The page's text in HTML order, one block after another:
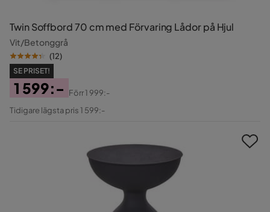
Twin Soffbord 70 cm med Förvaring Lådor på Hjul
Vit/Betonggrå
(12)
SE PRISET!
Pris
1 599:-
Original
Förr1 999:-
Tidigare lägsta pris 1 599:-